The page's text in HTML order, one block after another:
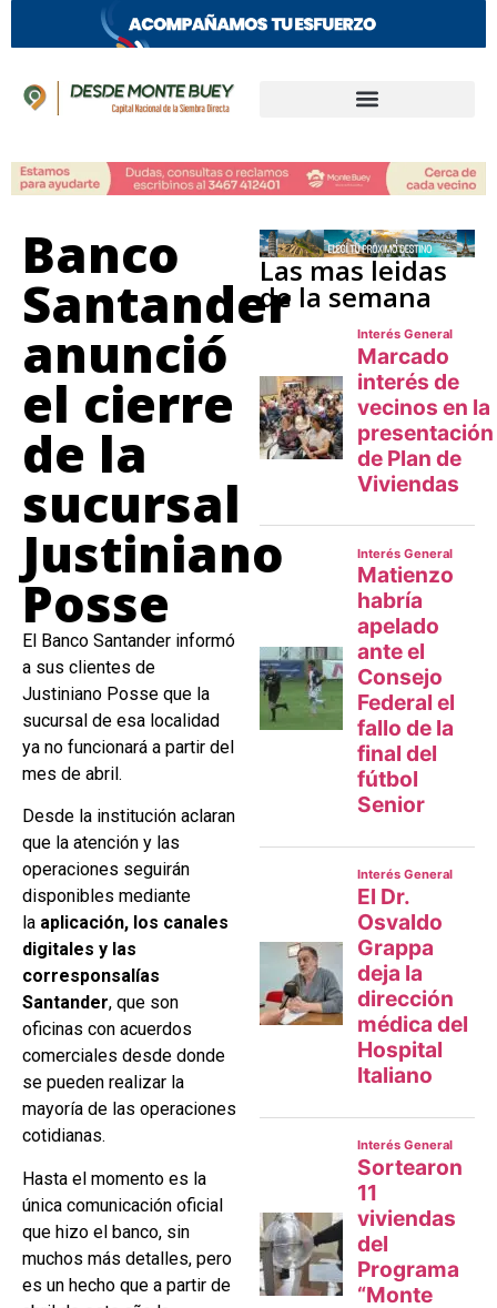
Banco
Santander
anunció
el cierre
de la
sucursal
Justiniano
Posse
El Banco Santander informó
a sus clientes de
Justiniano Posse que la
sucursal de esa localidad
ya no funcionará a partir del
mes de abril.
Desde la institución aclaran
que la atención y las
operaciones seguirán
disponibles mediante
la aplicación, los canales
digitales y las
corresponsalías
Santander, que son
oficinas con acuerdos
comerciales desde donde
se pueden realizar la
mayoría de las operaciones
cotidianas.
Hasta el momento es la
única comunicación oficial
que hizo el banco, sin
muchos más detalles, pero
es un hecho que a partir de
Las mas leidas
de la semana